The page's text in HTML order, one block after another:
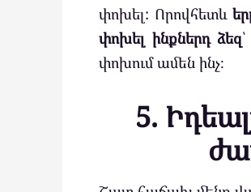
փոխել: Որովհետև
փոխել ինքներդ ձեզ
փոխում ամեն ինչ։
5.